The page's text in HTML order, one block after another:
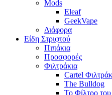
Mods
Eleaf
GeekVape
Διάφορα
Είδη Στριφτού
Πιπάκια
Προσφορές
Φιλτράκια
Cartel
The Bulldog
Το Φίλτρο